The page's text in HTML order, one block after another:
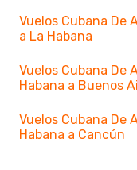
Vuelos Cubana De
a La Habana
Vuelos Cubana De
Habana a Buenos
Vuelos Cubana De
Habana a Cancún